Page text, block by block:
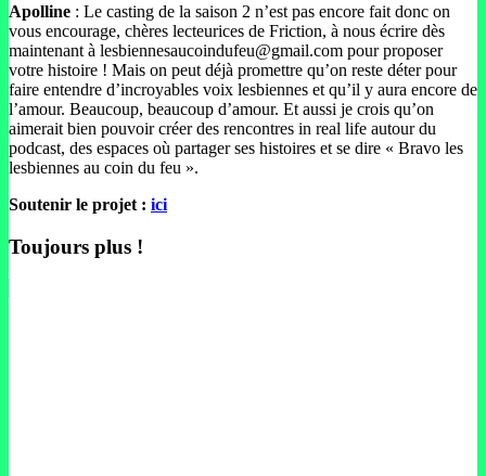
Apolline : Le casting de la saison 2 n’est pas encore fait donc on
vous encourage, chères lecteurices de Friction, à nous écrire dès
maintenant à lesbiennesaucoindufeu@gmail.com pour proposer
votre histoire ! Mais on peut déjà promettre qu’on reste déter pour
faire entendre d’incroyables voix lesbiennes et qu’il y aura encore de
l’amour. Beaucoup, beaucoup d’amour. Et aussi je crois qu’on
aimerait bien pouvoir créer des rencontres in real life autour du
podcast, des espaces où partager ses histoires et se dire « Bravo les
lesbiennes au coin du feu ».
Soutenir le projet : ici
Toujours plus !